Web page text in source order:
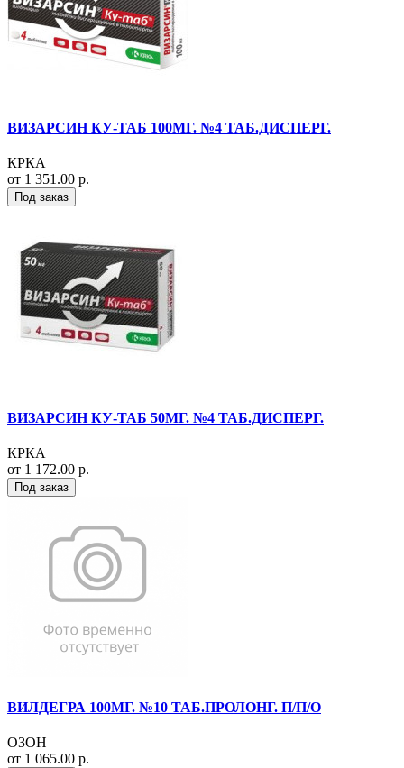
ВИЗАРСИН КУ-ТАБ 100МГ. №4 ТАБ.ДИСПЕРГ.
КРКА
от 1 351.00 р.
Под заказ
ВИЗАРСИН КУ-ТАБ 50МГ. №4 ТАБ.ДИСПЕРГ.
КРКА
от 1 172.00 р.
Под заказ
ВИЛДЕГРА 100МГ. №10 ТАБ.ПРОЛОНГ. П/П/О
ОЗОН
от 1 065.00 р.